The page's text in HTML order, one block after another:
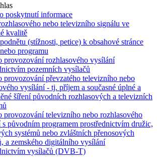
poskytnutí informace
nebo televizního signálu ve
kvalitě
(stížnosti, petice) k obsahové stránce
programu
provozování rozhlasového vysílání
pozemních vysílačů
provozování převzatého televizního nebo
vysílání - tj. příjem a současné úplné a
šíření původních rozhlasových a televizních
provozování televizního nebo rozhlasového
původním programem prostřednictvím družic,
systémů nebo zvláštních přenosových
a zemského digitálního vysílání
vysílačů (DVB-T)